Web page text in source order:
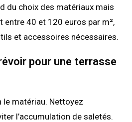
du choix des matériaux mais
entre 40 et 120 euros par m²,
et accessoires nécessaires.
pour une terrasse
le matériau. Nettoyez
l’accumulation de saletés.